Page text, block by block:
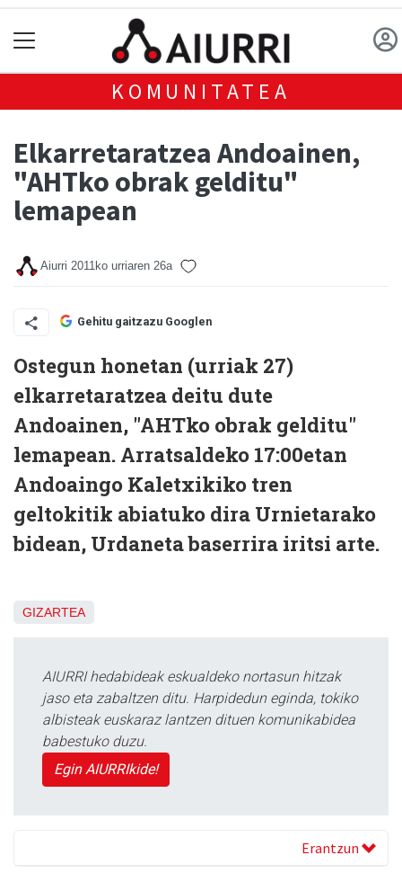
KOMUNITATEA
Elkarretaratzea Andoainen,
"AHTko obrak gelditu"
lemapean
Aiurri 2011ko urriaren 26a
Gehitu gaitzazu Googlen
Ostegun honetan (urriak 27)
elkarretaratzea deitu dute
Andoainen, "AHTko obrak gelditu"
lemapean. Arratsaldeko 17:00etan
Andoaingo Kaletxikiko tren
geltokitik abiatuko dira Urnietarako
bidean, Urdaneta baserrira iritsi arte.
GIZARTEA
AIURRI hedabideak eskualdeko nortasun hitzak
jaso eta zabaltzen ditu. Harpidedun eginda, tokiko
albisteak euskaraz lantzen dituen komunikabidea
babestuko duzu.
Egin AIURRIkide!
Erantzun